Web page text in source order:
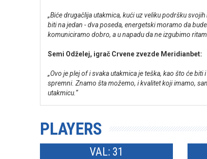
„Biće drugačlija utakmica, kući uz veliku podršku
biti na jedan - dva poseda, energetski moramo da
komuniciramo dobro, a u napadu da ne izgubimo
Semi Odželej, igrač Crvene zvezde Meridianbet:
„Ovo je plej of i svaka utakmica je teška, kao što će
spremni. Znamo šta možemo, i kvalitet koji imamo,
utakmicu.“
PLAYERS
VAL: 31